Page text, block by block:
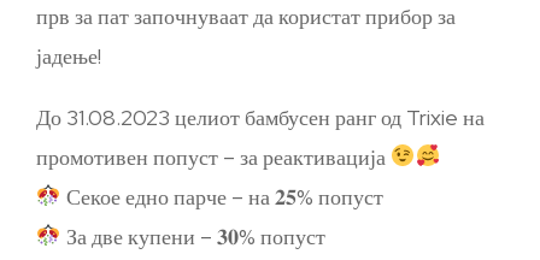
прв за пат започнуваат да користат прибор за
јадење!
До 31.08.2023 целиот бамбусен ранг од Trixie на
промотивен попуст – за реактивација
Секое едно парче – на 𝟐𝟓% попуст
За две купени – 𝟑𝟎% попуст